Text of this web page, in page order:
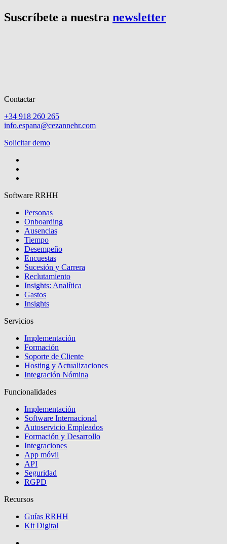
Suscríbete a nuestra newsletter
Contactar
+34 918 260 265
info.espana@cezannehr.com
Solicitar demo
Software RRHH
Personas
Onboarding
Ausencias
Tiempo
Desempeño
Encuestas
Sucesión y Carrera
Reclutamiento
Insights: Analítica
Gastos
Insights
Servicios
Implementación
Formación
Soporte de Cliente
Hosting y Actualizaciones
Integración Nómina
Funcionalidades
Implementación
Software Internacional
Autoservicio Empleados
Formación y Desarrollo
Integraciones
App móvil
API
Seguridad
RGPD
Recursos
Guías RRHH
Kit Digital